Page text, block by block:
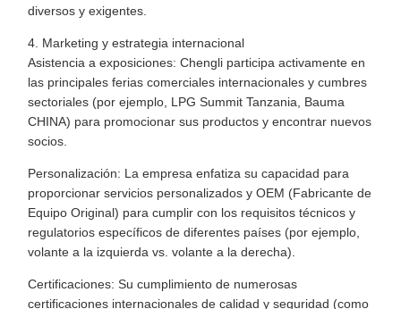
diversos y exigentes.
4. Marketing y estrategia internacional
Asistencia a exposiciones: Chengli participa activamente en
las principales ferias comerciales internacionales y cumbres
sectoriales (por ejemplo, LPG Summit Tanzania, Bauma
CHINA) para promocionar sus productos y encontrar nuevos
socios.
Personalización: La empresa enfatiza su capacidad para
proporcionar servicios personalizados y OEM (Fabricante de
Equipo Original) para cumplir con los requisitos técnicos y
regulatorios específicos de diferentes países (por ejemplo,
volante a la izquierda vs. volante a la derecha).
Certificaciones: Su cumplimiento de numerosas
certificaciones internacionales de calidad y seguridad (como